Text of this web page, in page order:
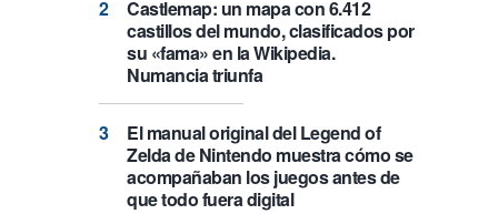
Castlemap: un mapa con 6.412
castillos del mundo, clasificados por
su «fama» en la Wikipedia.
Numancia triunfa
El manual original del Legend of
Zelda de Nintendo muestra cómo se
acompañaban los juegos antes de
que todo fuera digital